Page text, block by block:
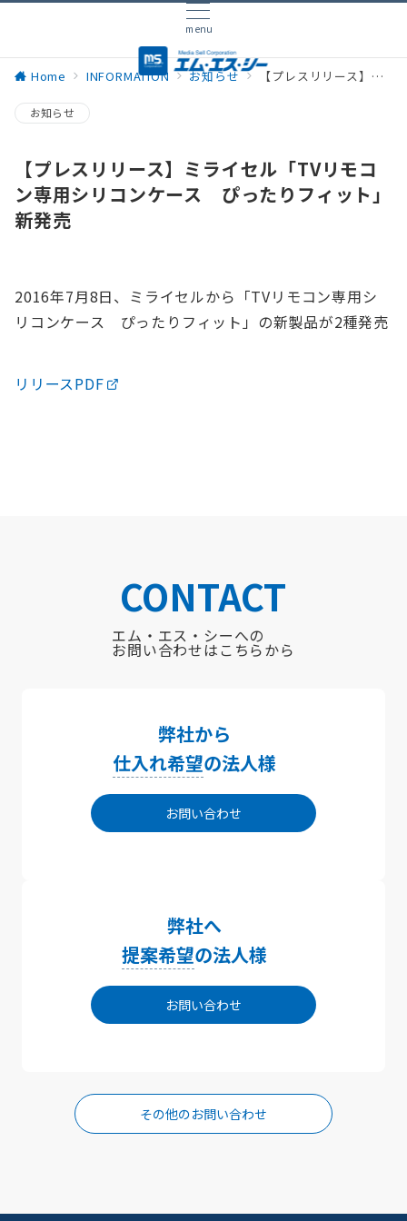
menu
Home INFORMATION お知らせ 【プレスリリース】ミライセル「TVリモコン専用シリコンケース ぴったりフィット」新発売
お知らせ
【プレスリリース】ミライセル「TVリモコ
ン専用シリコンケース ぴったりフィット」
新発売
2016年7月8日、ミライセルから「TVリモコン専用シ
リコンケース ぴったりフィット」の新製品が2種発売
リリースPDF
CONTACT
エム・エス・シーへの
お問い合わせはこちらから
弊社から
仕入れ希望の法人様
お問い合わせ
弊社へ
提案希望の法人様
お問い合わせ
その他のお問い合わせ